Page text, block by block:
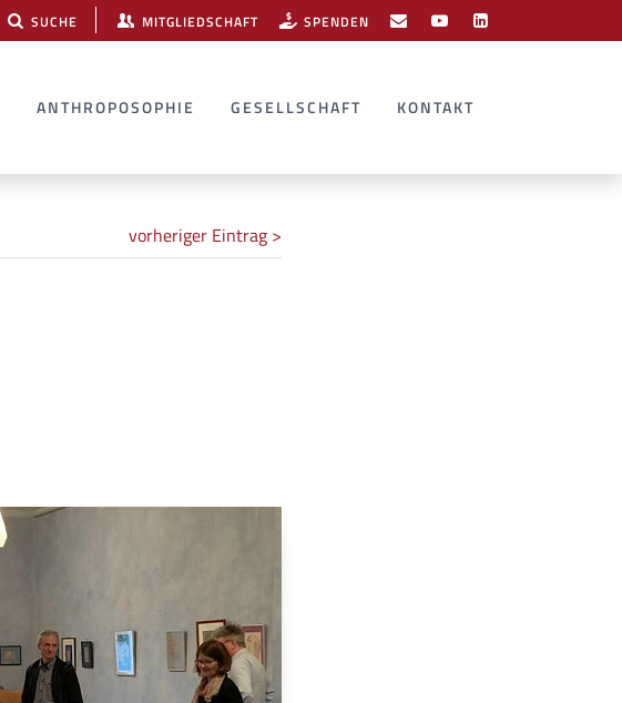
SUCHE MITGLIEDSCHAFT SPENDEN
ANTHROPOSOPHIE GESELLSCHAFT KONTAKT
vorheriger Eintrag >